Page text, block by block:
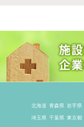
北海道 青森県 岩手県
埼玉県 千葉県 東京都